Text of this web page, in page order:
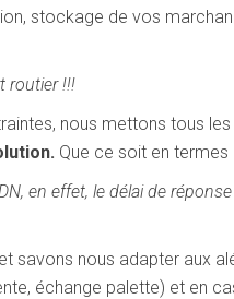
stockage de vos
routier !!!
nous mettons tous
Que ce soit en
en effet, le délai de
savons nous adapter aux
échange palette) et en